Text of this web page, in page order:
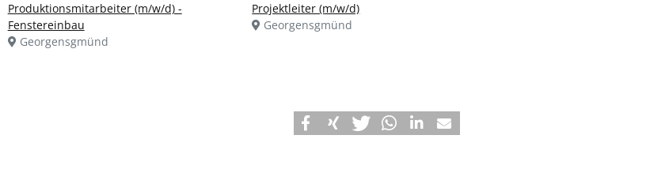
Produktionsmitarbeiter (m/w/d) -
Fenstereinbau
Georgensgmünd
Projektleiter (m/w/d)
Georgensgmünd